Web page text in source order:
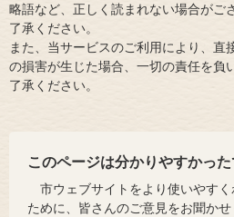
略語など、正しく読まれない場合がご
了承ください。
また、当サービスのご利用により、直
の損害が生じた場合、一切の責任を負
了承ください。
このページは分かりやすかった
市ウェブサイトをより使いやすく
ために、皆さんのご意見をお聞かせ